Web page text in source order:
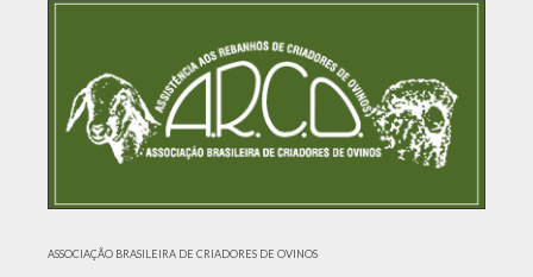
ASSOCIAÇÃO BRASILEIRA DE CRIADORES DE OVINOS